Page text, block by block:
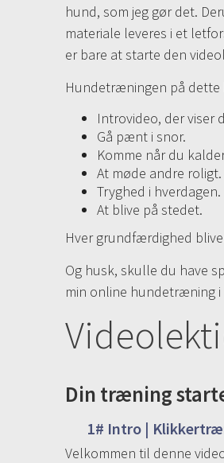
hund, som jeg gør det.
materiale leveres i et
er bare at starte den
Hundetræningen på dette
Introvideo, der viser
Gå pænt i snor.
Komme når du
At møde andre roligt.
Tryghed i hverdagen.
At blive på stedet.
Hver grundfærdighed
Og husk, skulle du have
min online hundetræning i
Din træning
1# Intro |
Velkommen til denne